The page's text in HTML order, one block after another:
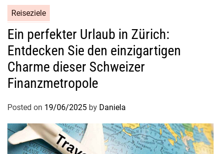
Reiseziele
Ein perfekter Urlaub in Zürich:
Entdecken Sie den einzigartigen
Charme dieser Schweizer
Finanzmetropole
Posted on 19/06/2025 by Daniela